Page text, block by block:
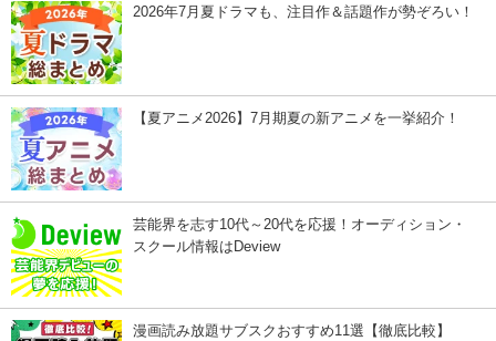
2026年7月夏ドラマも、注目作＆話題作が勢ぞろい！
【夏アニメ2026】7月期夏の新アニメを一挙紹介！
芸能界を志す10代～20代を応援！オーディション・
スクール情報はDeview
漫画読み放題サブスクおすすめ11選【徹底比較】